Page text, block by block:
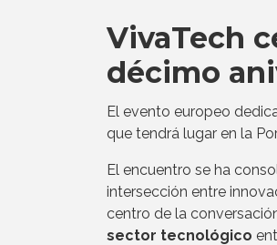
VivaTech
décimo
El evento europeo
que tendrá lugar en la
El encuentro se ha
intersección entre
centro de la
sector tecnológico